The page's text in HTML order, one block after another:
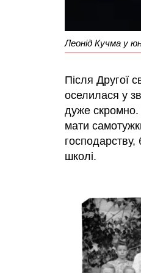
Леонід Кучма у
Після Другої
оселилася у
дуже скромно.
мати
господарству,
школі.